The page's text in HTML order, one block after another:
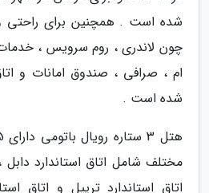
شده است . همچنین برای راحتی
چون لاندری ، روم سرویس ،
ام ، صرافی ، صندوق امانات و
شده است .
مختلف شامل اتاق استاندارد دابل
اتاق استاندارد تریپل و اتاق